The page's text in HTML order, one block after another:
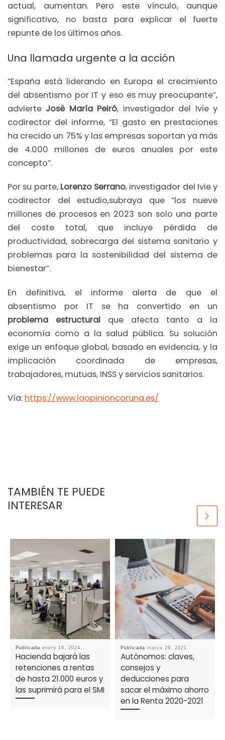
actual, aumentan. Pero este vínculo, aunque
significativo, no basta para explicar el fuerte
repunte de los últimos años.
Una llamada urgente a la acción
“España está liderando en Europa el crecimiento
del absentismo por IT y eso es muy preocupante”,
advierte José María Peiró, investigador del Ivie y
codirector del informe, “El gasto en prestaciones
ha crecido un 75% y las empresas soportan ya más
de 4.000 millones de euros anuales por este
concepto”.
Por su parte, Lorenzo Serrano, investigador del Ivie y
codirector del estudio,subraya que “los nueve
millones de procesos en 2023 son solo una parte
del coste total, que incluye pérdida de
productividad, sobrecarga del sistema sanitario y
problemas para la sostenibilidad del sistema de
bienestar”.
En definitiva, el informe alerta de que el
absentismo por IT se ha convertido en un
problema estructural que afecta tanto a la
economía como a la salud pública. Su solución
exige un enfoque global, basado en evidencia, y la
implicación coordinada de empresas,
trabajadores, mutuas, INSS y servicios sanitarios.
Vía: https://www.laopinioncoruna.es/
TAMBIÉN TE PUEDE
INTERESAR
Publicada enero 18, 2024
Hacienda bajará las
retenciones a rentas
de hasta 21.000 euros y
las suprimirá para el SMI
Publicada marzo 29, 2021
Autónomos: claves,
consejos y
deducciones para
sacar el máximo ahorro
en la Renta 2020-2021